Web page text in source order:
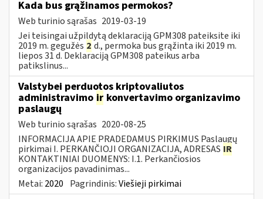
Kada bus grąžinamos permokos?
Web turinio sąrašas 2019-03-19
Jei teisingai užpildytą deklaraciją GPM308 pateiksite iki
2019 m. gegužės 2 d., permoka bus grąžinta iki 2019 m.
liepos 31 d. Deklaraciją GPM308 pateikus arba
patikslinus...
Valstybei perduotos kriptovaliutos
administravimo ir konvertavimo organizavimo
paslaugų
Web turinio sąrašas 2020-08-25
INFORMACIJA APIE PRADEDAMUS PIRKIMUS Paslaugų
pirkimai I. PERKANČIOJI ORGANIZACIJA, ADRESAS IR
KONTAKTINIAI DUOMENYS: I.1. Perkančiosios
organizacijos pavadinimas...
Metai: 2020 Pagrindinis:Viešieji pirkimai